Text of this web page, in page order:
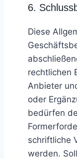
6.
Diese
rechtlichen
Anbieter
oder
bedürfen
schriftliche
werden.